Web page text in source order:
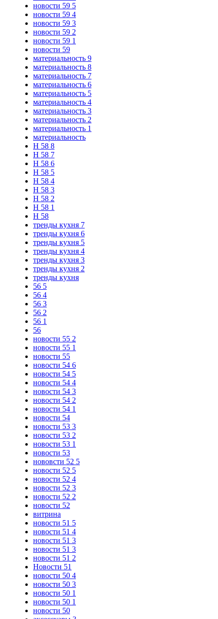
новости 59 5
новости 59 4
новости 59 3
новости 59 2
новости 59 1
новости 59
материальность 9
материальность 8
материальность 7
материальность 6
материальность 5
материальность 4
материальность 3
материальность 2
материальность 1
материальность
Н 58 8
Н 58 7
Н 58 6
Н 58 5
Н 58 4
Н 58 3
Н 58 2
Н 58 1
Н 58
тренды кухня 7
тренды кухня 6
тренды кухня 5
тренды кухня 4
тренды кухня 3
тренды кухня 2
тренды кухня
56 5
56 4
56 3
56 2
56 1
56
новости 55 2
новости 55 1
новости 55
новости 54 6
новости 54 5
новости 54 4
новости 54 3
новости 54 2
новости 54 1
новости 54
новости 53 3
новости 53 2
новости 53 1
новости 53
нововсти 52 5
новости 52 5
новости 52 4
новости 52 3
новости 52 2
новости 52
витрина
новости 51 5
новости 51 4
новости 51 3
новости 51 3
новости 51 2
Новости 51
новости 50 4
новости 50 3
новости 50 1
новости 50 1
новости 50